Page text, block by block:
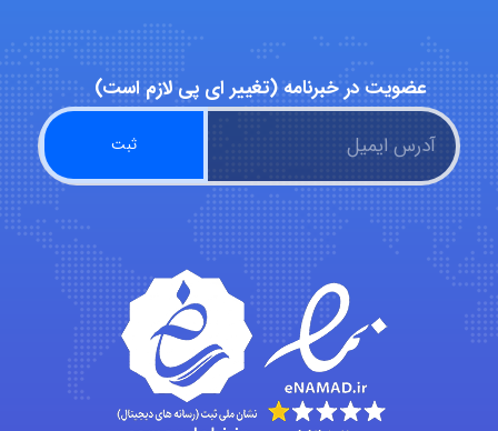
Alirez0990
hosein abdolvand
Kati
emami
ehtesham
عضویت در خبرنامه (تغییر ای پی لازم است)